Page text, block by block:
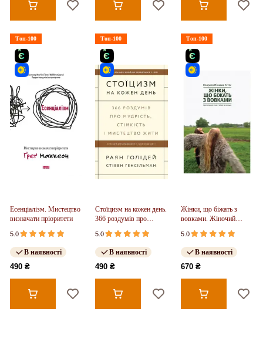
Топ-100
Есенціалізм. Мистецтво
визначати пріоритети
5.0
В наявності
490 ₴
Топ-100
Стоїцизм на кожен день.
366 роздумів про
мудрість, стійкість і
мистецтво жити
5.0
В наявності
490 ₴
Топ-100
Жінки, що біжать з
вовками. Жіночий
архетип у міфах та
легендах
5.0
В наявності
670 ₴